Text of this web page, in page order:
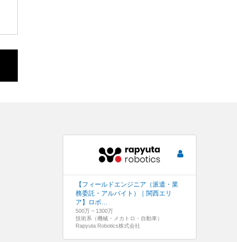
【フィールドエンジニア（派遣・業
務委託・アルバイト）｜関西エリ
ア】ロボ…
500万 ~ 1300万
技術系（機械・メカトロ・自動車）
Rapyuta Robotics株式会社